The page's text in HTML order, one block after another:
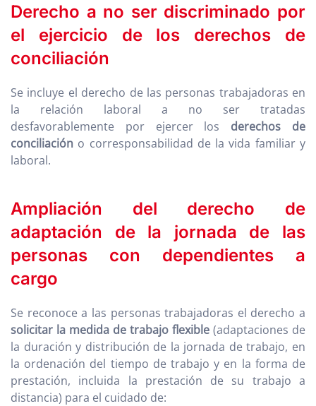
Derecho a no ser discriminado por
el ejercicio de los derechos de
conciliación
Se incluye el derecho de las personas trabajadoras en
la relación laboral a no ser tratadas
desfavorablemente por ejercer los derechos de
conciliación o corresponsabilidad de la vida familiar y
laboral.
Ampliación del derecho de
adaptación de la jornada de las
personas con dependientes a
cargo
Se reconoce a las personas trabajadoras el derecho a
solicitar la medida de trabajo flexible (adaptaciones de
la duración y distribución de la jornada de trabajo, en
la ordenación del tiempo de trabajo y en la forma de
prestación, incluida la prestación de su trabajo a
distancia) para el cuidado de: